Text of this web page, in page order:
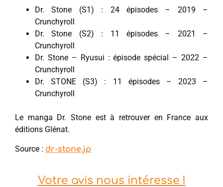
Dr. Stone (S1) : 24 épisodes – 2019 –
Crunchyroll
Dr. Stone (S2) : 11 épisodes – 2021 –
Crunchyroll
Dr. Stone – Ryusui : épisode spécial – 2022 –
Crunchyroll
Dr. STONE (S3) : 11 épisodes – 2023 –
Crunchyroll
Le manga Dr. Stone est à retrouver en France aux
éditions Glénat.
Source : dr-stone.jp
Votre avis nous intéresse !